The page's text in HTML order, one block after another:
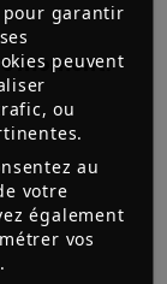
garantir
peuvent
ou
au
votre
également
vos
moment.